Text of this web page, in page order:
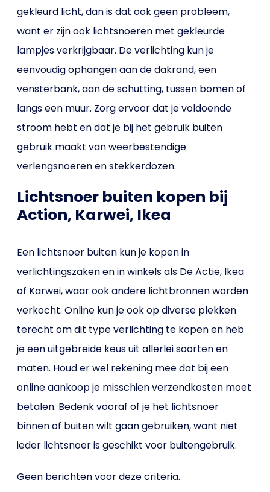
gekleurd licht, dan is dat ook geen probleem,
want er zijn ook lichtsnoeren met gekleurde
lampjes verkrijgbaar. De verlichting kun je
eenvoudig ophangen aan de dakrand, een
vensterbank, aan de schutting, tussen bomen of
langs een muur. Zorg ervoor dat je voldoende
stroom hebt en dat je bij het gebruik buiten
gebruik maakt van weerbestendige
verlengsnoeren en stekkerdozen.
Lichtsnoer buiten kopen bij
Action, Karwei, Ikea
Een lichtsnoer buiten kun je kopen in
verlichtingszaken en in winkels als De Actie, Ikea
of Karwei, waar ook andere lichtbronnen worden
verkocht. Online kun je ook op diverse plekken
terecht om dit type verlichting te kopen en heb
je een uitgebreide keus uit allerlei soorten en
maten. Houd er wel rekening mee dat bij een
online aankoop je misschien verzendkosten moet
betalen. Bedenk vooraf of je het lichtsnoer
binnen of buiten wilt gaan gebruiken, want niet
ieder lichtsnoer is geschikt voor buitengebruik.
Geen berichten voor deze criteria.